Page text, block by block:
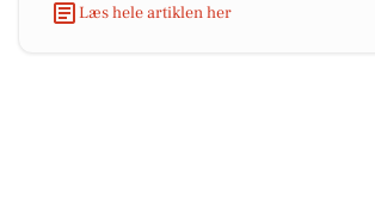
Læs hele artiklen her